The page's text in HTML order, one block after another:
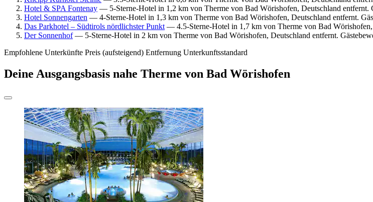
Hotel & SPA Fontenay — 5-Sterne-Hotel in 1,2 km von Therme von Bad Wörishofen, Deutschland
Hotel Sonnengarten — 4-Sterne-Hotel in 1,3 km von Therme von Bad Wörishofen, Deutschland entfernt.
Das Parkhotel – Südtirols nördlichster Punkt — 4.5-Sterne-Hotel in 1,7 km von Therme von Bad
Der Sonnenhof— 5-Sterne-Hotel in 2 km von Therme von Bad Wörishofen, Deutschland entfernt.
Empfohlene Unterkünfte Preis (aufsteigend) Entfernung Unterkunftsstandard
Deine Ausgangsbasis nahe Therme von Bad Wörishofen